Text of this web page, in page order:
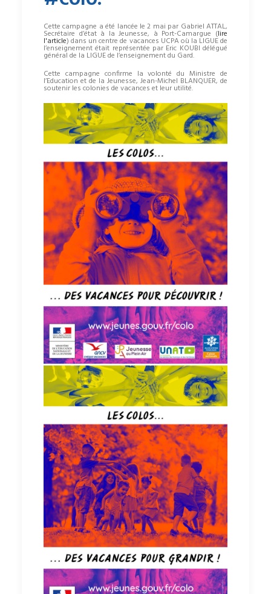
Cette campagne a été lancée le 2 mai par Gabriel ATTAL,
Secrétaire d’état à la Jeunesse, à Port-Camargue (lire
l'article) dans un centre de vacances UCPA où la LIGUE de
l’enseignement était représentée par Eric KOUBI délégué
général de la LIGUE de l’enseignement du Gard.
Cette campagne confirme la volonté du Ministre de
l’Education et de la Jeunesse, Jean-Michel BLANQUER, de
soutenir les colonies de vacances et leur utilité.